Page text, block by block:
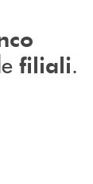
filiali.